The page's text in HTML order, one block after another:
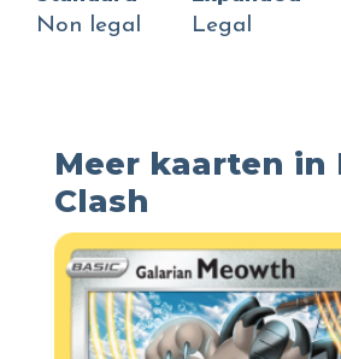
Non legal
Legal
Meer kaarten in
Clash